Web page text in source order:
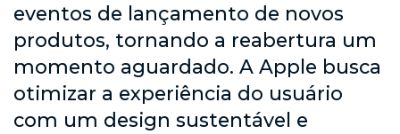
eventos de lançamento de novos
produtos, tornando a reabertura um
momento aguardado. A Apple busca
otimizar a experiência do usuário
com um design sustentável e